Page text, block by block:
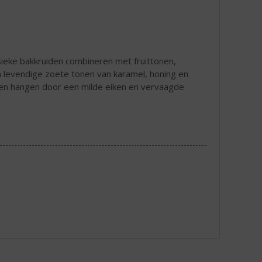
bakkruiden combineren met fruittonen,
zoete tonen van karamel, honing en
hangen door een milde eiken en vervaagde